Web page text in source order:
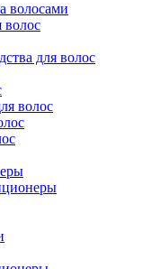
волосами
волос
для волос
волос